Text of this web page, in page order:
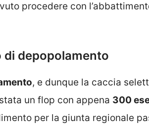
procedere con
di depopolamento
, e dunque la caccia
un flop con appena 300
per la giunta regionale